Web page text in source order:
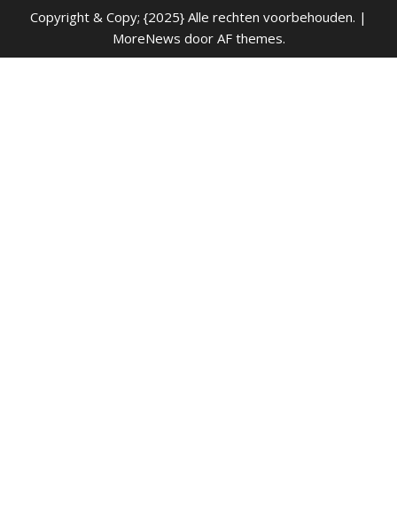
Copyright & Copy; {2025} Alle rechten voorbehouden. |
MoreNews door AF themes.